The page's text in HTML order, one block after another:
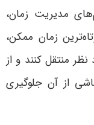
مدیریت زمان،
زمان ممکن،
منتقل کنند و از
از آن جلوگیری